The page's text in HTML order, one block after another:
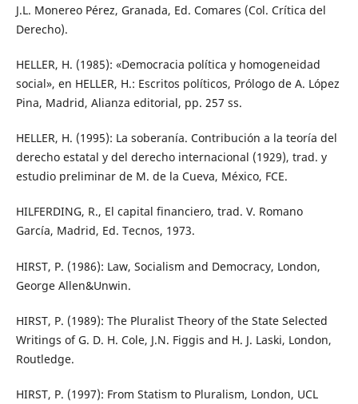
J.L. Monereo Pérez, Granada, Ed. Comares (Col. Crítica del
Derecho).
HELLER, H. (1985): «Democracia política y homogeneidad
social», en HELLER, H.: Escritos políticos, Prólogo de A. López
Pina, Madrid, Alianza editorial, pp. 257 ss.
HELLER, H. (1995): La soberanía. Contribución a la teoría del
derecho estatal y del derecho internacional (1929), trad. y
estudio preliminar de M. de la Cueva, México, FCE.
HILFERDING, R., El capital financiero, trad. V. Romano
García, Madrid, Ed. Tecnos, 1973.
HIRST, P. (1986): Law, Socialism and Democracy, London,
George Allen&Unwin.
HIRST, P. (1989): The Pluralist Theory of the State Selected
Writings of G. D. H. Cole, J.N. Figgis and H. J. Laski, London,
Routledge.
HIRST, P. (1997): From Statism to Pluralism, London, UCL